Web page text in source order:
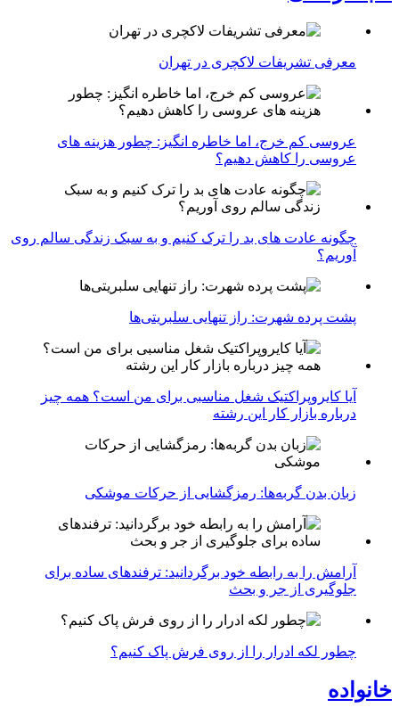
معرفی تشریفات لاکچری در تهران
عروسی کم خرج، اما خاطره انگیز: چطور هزینه های
عروسی را کاهش دهیم؟
چگونه عادت‌ های بد را ترک کنیم و به سبک زندگی سالم روی
آوریم؟
پشت پرده شهرت: راز تنهایی سلبریتی‌ها
آیا کایروپراکتیک شغل مناسبی برای من است؟ همه چیز
درباره بازار کار این رشته
زبان بدن گربه‌ها: رمزگشایی از حرکات موشکی
آرامش را به رابطه خود برگردانید: ترفندهای ساده برای
جلوگیری از جر و بحث
چطور لکه ادرار را از روی فرش پاک کنیم؟
خانواده